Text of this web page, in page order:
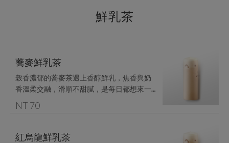
鮮乳茶
蕎麥鮮乳茶
穀香濃郁的蕎麥茶遇上香醇鮮乳，焦香與奶
香溫柔交融，滑順不甜膩，是每日都想來一
NT 70
紅烏龍鮮乳茶